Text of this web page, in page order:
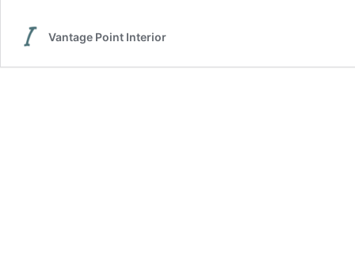
überall
Vantage Point Interior